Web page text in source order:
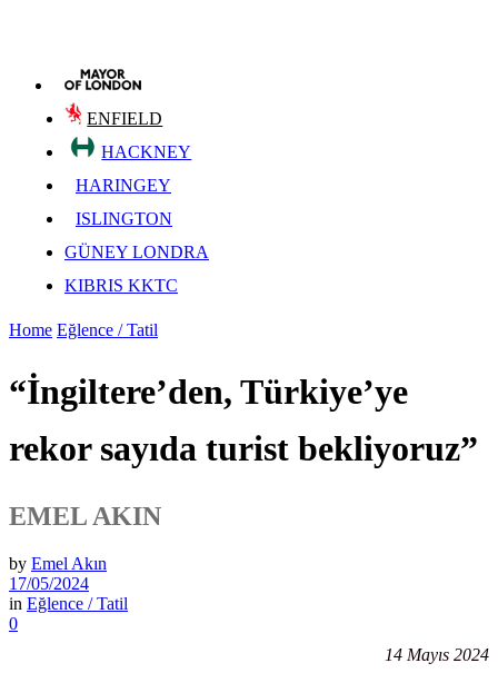
ENFIELD
HACKNEY
HARINGEY
ISLINGTON
GÜNEY LONDRA
KIBRIS KKTC
Home Eğlence / Tatil
“İngiltere’den, Türkiye’ye
rekor sayıda turist bekliyoruz”
EMEL AKIN
by Emel Akın
17/05/2024
in Eğlence / Tatil
0
14 Mayıs 2024